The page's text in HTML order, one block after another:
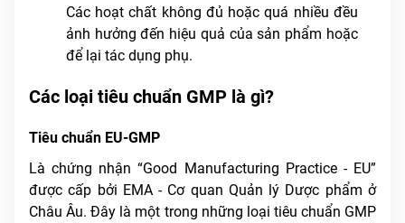
Các hoạt chất không đủ hoặc quá nhiều đều
ảnh hưởng đến hiệu quả của sản phẩm hoặc
để lại tác dụng phụ.
Các loại tiêu chuẩn GMP là gì?
Tiêu chuẩn EU-GMP
Là chứng nhận “Good Manufacturing Practice - EU”
được cấp bởi EMA - Cơ quan Quản lý Dược phẩm ở
Châu Âu. Đây là một trong những loại tiêu chuẩn GMP